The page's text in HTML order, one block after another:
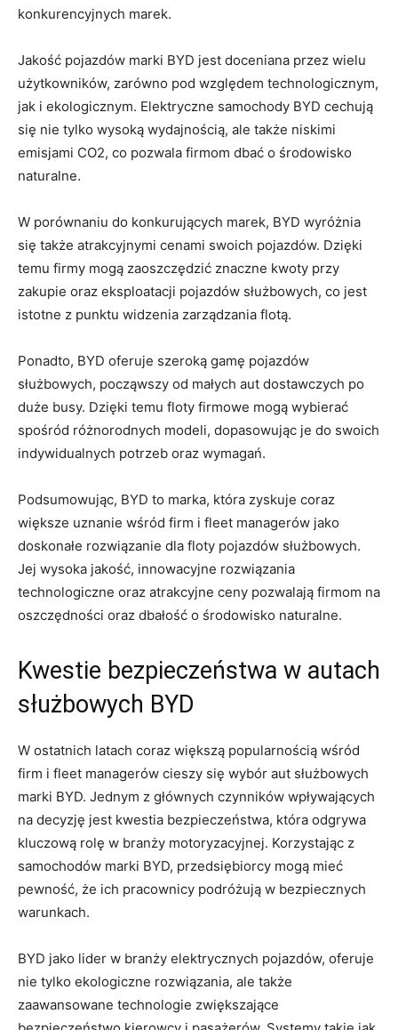
konkurencyjnych⁤ marek.
Jakość⁤ pojazdów marki BYD jest doceniana przez wielu
użytkowników, zarówno pod względem technologicznym,
jak i ekologicznym. Elektryczne samochody BYD cechują
się nie tylko wysoką wydajnością, ale także niskimi
emisjami CO2, co pozwala firmom dbać o‌ środowisko
naturalne.
W porównaniu do⁢ konkurujących marek,‌ BYD wyróżnia
się także atrakcyjnymi cenami swoich pojazdów. ‍Dzięki
temu ‌firmy mogą zaoszczędzić znaczne⁢ kwoty przy
zakupie oraz eksploatacji ​pojazdów​ służbowych, co jest
istotne z ​punktu widzenia zarządzania flotą.
Ponadto, BYD oferuje szeroką gamę pojazdów
służbowych, począwszy ​od ‌małych aut dostawczych ​po
duże busy. Dzięki temu floty firmowe mogą⁤ wybierać⁤
spośród różnorodnych modeli, dopasowując je do ​swoich
indywidualnych potrzeb oraz wymagań.
Podsumowując, BYD to⁢ marka, która⁢ zyskuje coraz
większe uznanie⁣ wśród firm i‌ fleet managerów ⁤jako
doskonałe rozwiązanie dla floty pojazdów‌ służbowych.
Jej ​wysoka jakość, innowacyjne rozwiązania
technologiczne oraz atrakcyjne ‌ceny ⁣pozwalają firmom na
oszczędności oraz dbałość o środowisko ‍naturalne.
Kwestie bezpieczeństwa w autach​
służbowych ⁣BYD
W ostatnich latach⁣ coraz większą popularnością wśród
firm i fleet managerów cieszy się⁢ wybór aut ⁢służbowych
marki ⁣BYD. Jednym‍ z⁣ głównych czynników wpływających
na decyzję jest kwestia bezpieczeństwa,⁣ która odgrywa
kluczową rolę⁣ w branży motoryzacyjnej.⁣ Korzystając ⁣z
samochodów marki ‍BYD,⁤ przedsiębiorcy ⁢mogą mieć
pewność, że ‌ich pracownicy podróżują⁣ w⁢ bezpiecznych
warunkach.
BYD ⁢jako lider w⁣ branży elektrycznych ⁤pojazdów, oferuje
nie tylko ekologiczne rozwiązania, ale także
zaawansowane technologie zwiększające